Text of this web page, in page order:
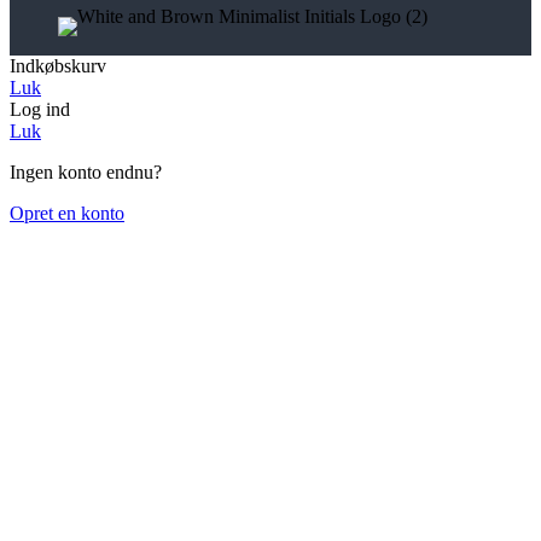
Indkøbskurv
Luk
Log ind
Luk
Ingen konto endnu?
Opret en konto